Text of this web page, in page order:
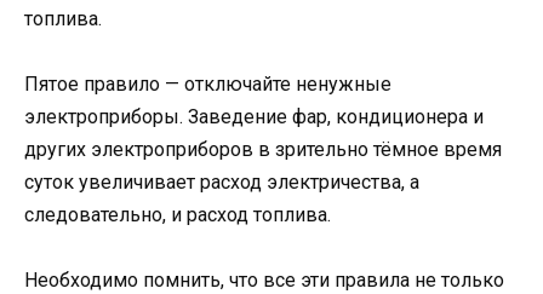
топлива.
Пятое правило — отключайте ненужные
электроприборы. Заведение фар, кондиционера и
других электроприборов в зрительно тёмное время
суток увеличивает расход электричества, а
следовательно, и расход топлива.
Необходимо помнить, что все эти правила не только